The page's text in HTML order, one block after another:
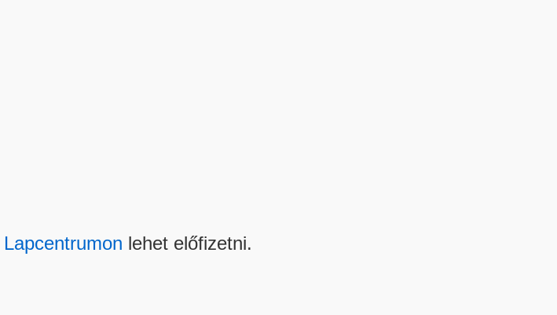
Lapcentrumon lehet előfizetni.